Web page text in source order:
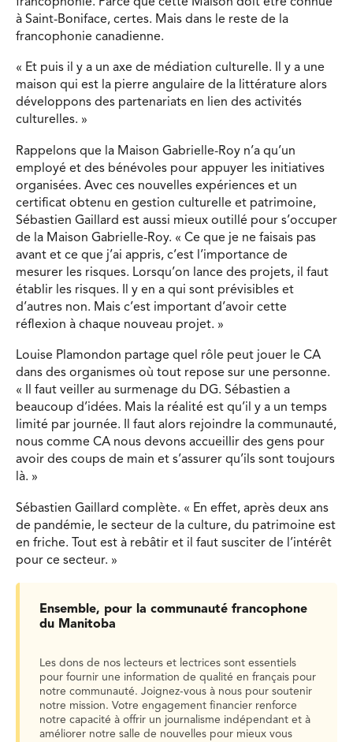
à Saint-Boniface, certes. Mais dans le reste de la
francophonie canadienne.
« Et puis il y a un axe de médiation culturelle. Il y a une
maison qui est la pierre angulaire de la littérature alors
développons des partenariats en lien des activités
culturelles. »
Rappelons que la Maison Gabrielle-Roy n’a qu’un
employé et des bénévoles pour appuyer les initiatives
organisées. Avec ces nouvelles expériences et un
certificat obtenu en gestion culturelle et patrimoine,
Sébastien Gaillard est aussi mieux outillé pour s’occuper
de la Maison Gabrielle-Roy. « Ce que je ne faisais pas
avant et ce que j’ai appris, c’est l’importance de
mesurer les risques. Lorsqu’on lance des projets, il faut
établir les risques. Il y en a qui sont prévisibles et
d’autres non. Mais c’est important d’avoir cette
réflexion à chaque nouveau projet. »
Louise Plamondon partage quel rôle peut jouer le CA
dans des organismes où tout repose sur une personne.
« Il faut veiller au surmenage du DG. Sébastien a
beaucoup d’idées. Mais la réalité est qu’il y a un temps
limité par journée. Il faut alors rejoindre la communauté,
nous comme CA nous devons accueillir des gens pour
avoir des coups de main et s’assurer qu’ils sont toujours
là. »
Sébastien Gaillard complète. « En effet, après deux ans
de pandémie, le secteur de la culture, du patrimoine est
en friche. Tout est à rebâtir et il faut susciter de l’intérêt
pour ce secteur. »
Ensemble, pour la communauté francophone
du Manitoba
Les dons de nos lecteurs et lectrices sont essentiels
pour fournir une information de qualité en français pour
notre communauté. Joignez-vous à nous pour soutenir
notre mission. Votre engagement financier renforce
notre capacité à offrir un journalisme indépendant et à
améliorer notre salle de nouvelles pour mieux vous